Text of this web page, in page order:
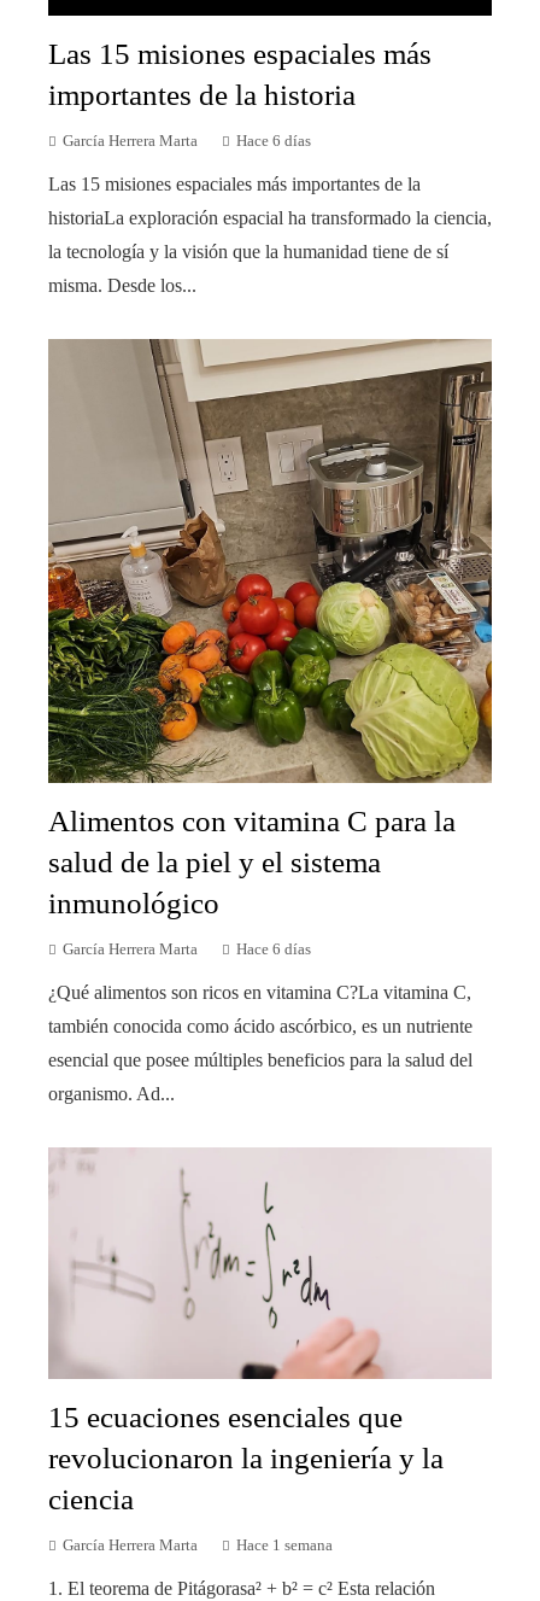
Las 15 misiones espaciales más
importantes de la historia
García Herrera Marta Hace 6 días
Las 15 misiones espaciales más importantes de la
historiaLa exploración espacial ha transformado la ciencia,
la tecnología y la visión que la humanidad tiene de sí
misma. Desde los...
Alimentos con vitamina C para la
salud de la piel y el sistema
inmunológico
García Herrera Marta Hace 6 días
¿Qué alimentos son ricos en vitamina C?La vitamina C,
también conocida como ácido ascórbico, es un nutriente
esencial que posee múltiples beneficios para la salud del
organismo. Ad...
15 ecuaciones esenciales que
revolucionaron la ingeniería y la
ciencia
García Herrera Marta Hace 1 semana
1. El teorema de Pitágorasa² + b² = c² Esta relación